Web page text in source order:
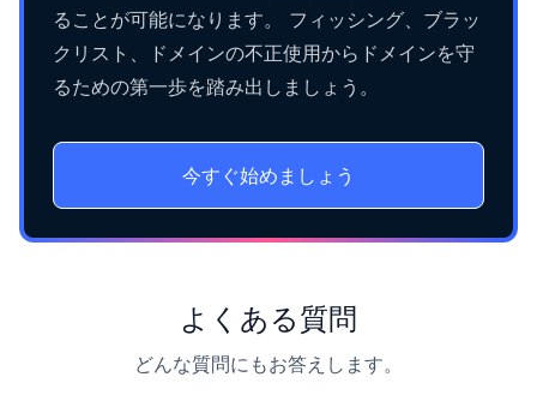
ることが可能になります。 フィッシング、ブラッ
クリスト、ドメインの不正使用からドメインを守
るための第一歩を踏み出しましょう。
今すぐ始めましょう
よくある質問
どんな質問にもお答えします。